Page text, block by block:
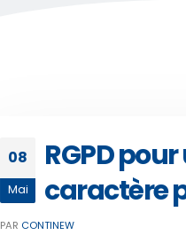
08
Mai
RGPD
caractère
PAR CONTINEW